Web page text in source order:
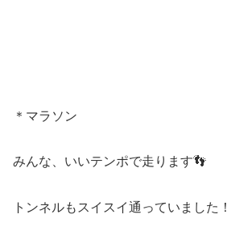
＊マラソン
みんな、いいテンポで走ります👣
トンネルもスイスイ通っていました！